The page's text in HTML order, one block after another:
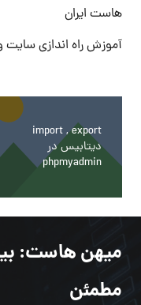
هاست ایران
آموزش راه اندازی سایت
import , export
دیتابیس در
phpmyadmin
میهن هاست:
مطمئن